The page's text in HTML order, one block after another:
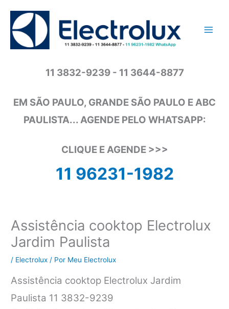
conteúdo
11 3832-9239 - 11 3644-8877
EM SÃO PAULO, GRANDE SÃO PAULO E ABC
PAULISTA... AGENDE PELO WHATSAPP:
CLIQUE E AGENDE >>>
11 96231-1982
Assistência cooktop Electrolux
Jardim Paulista
/ Electrolux / Por Meu Electrolux
Assistência cooktop Electrolux Jardim
Paulista 11 3832-9239